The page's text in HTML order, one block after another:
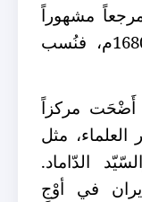
مشهوراً
إلى وفاته عام 1091 للهجرة/1680م، فنُسب
أَضْحَت مركزاً
العلماء، مثل
الدّاماد.
في أوْجِ